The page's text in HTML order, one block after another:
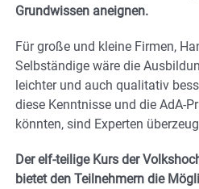
Grundwissen aneignen.
Für große und kleine Firmen,
Selbständige wäre die
leichter und auch qualitativ
diese Kenntnisse und die AdA-
könnten, sind Experten
Der elf-teilige Kurs der
bietet den Teilnehmern die